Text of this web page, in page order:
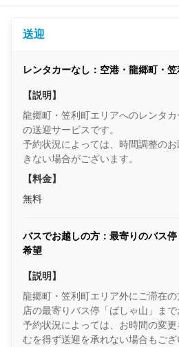
送迎
レンタカーなし：空港・龍郷町・
【説明】
龍郷町・笠利町エリアへのレンタ
の送迎サービスです。
予約状況によっては、時間調整の
きない場合がございます。
【料金】
無料
バスでお越しの方：最寄りのバス
希望
【説明】
龍郷町・笠利町エリア外にご滞在
店の最寄りバス停「ばしゃ山」まで
予約状況によっては、お時間の変
むを得ず送迎を承れない場合もござ